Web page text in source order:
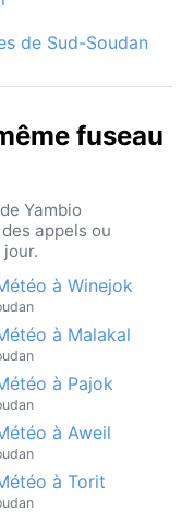
de Sud-Soudan
fuseau
Yambio
appels ou
à Winejok
à Malakal
à Pajok
à Aweil
à Torit